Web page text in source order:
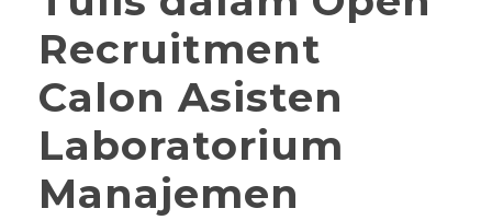
Recruitment
Calon Asisten
Laboratorium
Manajemen